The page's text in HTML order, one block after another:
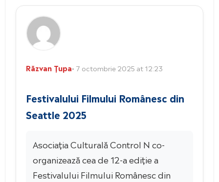
Răzvan Țupa• 7 octombrie 2025 at 12:23
Festivalului Filmului Românesc din
Seattle 2025
Asociația Culturală Control N co-
organizează cea de 12-a ediție a
Festivalului Filmului Românesc din